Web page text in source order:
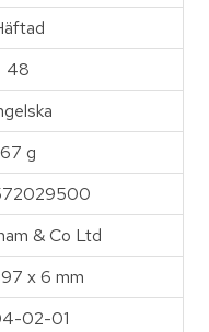
48
67 g
& Co Ltd
x 6 mm
02-01